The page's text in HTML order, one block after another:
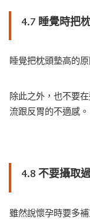
4.7 睡覺時把
睡覺把枕頭墊高的
除此之外，也不要
流跟反胃的不適感。
4.8 不要攝取
雖然說懷孕時要多